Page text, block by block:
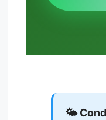
🌤️